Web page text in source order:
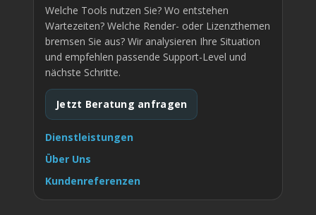
Welche Tools nutzen Sie? Wo entstehen
Wartezeiten? Welche Render- oder Lizenzthemen
bremsen Sie aus? Wir analysieren Ihre Situation
und empfehlen passende Support-Level und
nächste Schritte.
Jetzt Beratung anfragen
Dienstleistungen
Über Uns
Kundenreferenzen